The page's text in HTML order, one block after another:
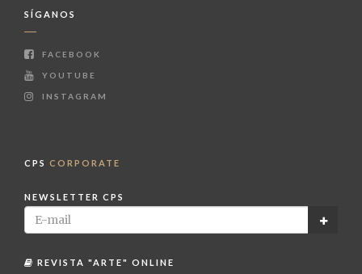
SÍGANOS
FACEBOOK
YOUTUBE
INSTAGRAM
CPS CORPORATE
NEWSLETTER CPS
REVISTA "ARTE" ONLINE